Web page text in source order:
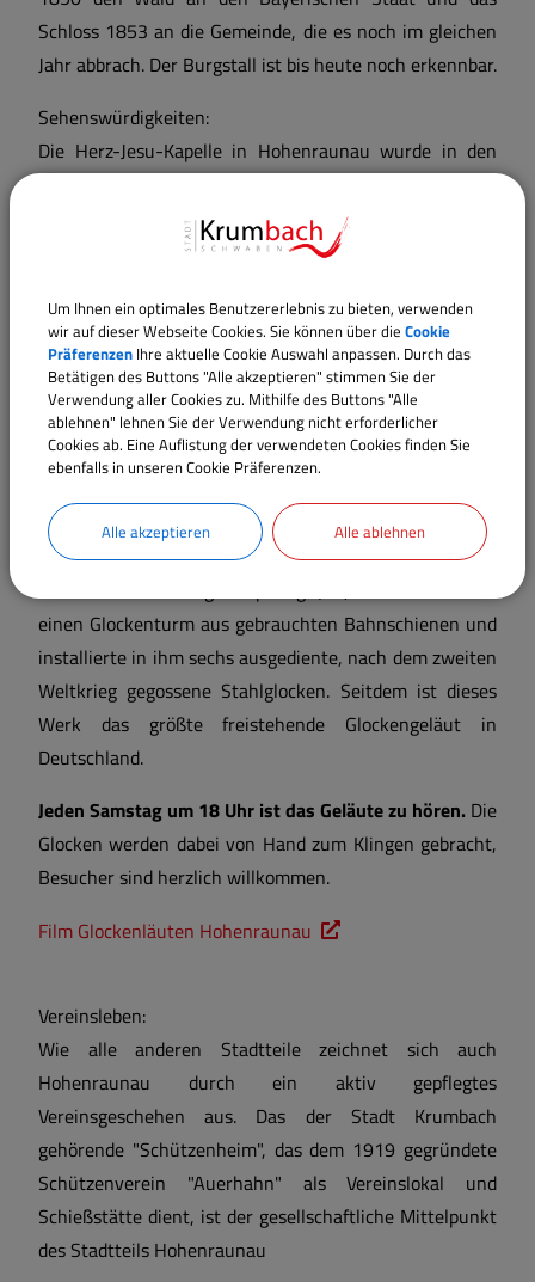
Schloss 1853 an die Gemeinde, die es noch im gleichen
Jahr abbrach. Der Burgstall ist bis heute noch erkennbar.
Sehenswürdigkeiten:
Die Herz-Jesu-Kapelle in Hohenraunau wurde in den
ursprünglich zur Schlossanlage, von der westlich der
Kapelle Spuren (z. B. der Graben) noch deutlich sichtbar
Ölberggruppe im barocken Stil und zwei Gemälde
erhalten. Der Altar ist im "Neurokokostil" gehalten und
wurde in den Jahren 1902/1903 vom Krumbacher Maler
und Bildhauer Josef Hilber geschaffen. Die Herz-Jesu-
Statue stammt vom Krumbacher Bildhauer M. Bosch.
Glockenläuten in Hohenraunau:
In den Jahren 1996 bis 1998 errichtete der
einen Glockenturm aus gebrauchten Bahnschienen und
installierte in ihm sechs ausgediente, nach dem zweiten
Weltkrieg gegossene Stahlglocken. Seitdem ist dieses
Werk das größte freistehende Glockengeläut in
Deutschland.
Jeden Samstag um 18 Uhr ist das Geläute zu hören. Die
Glocken werden dabei von Hand zum Klingen gebracht,
Besucher sind herzlich willkommen.
Film Glockenläuten Hohenraunau
Vereinsleben:
Wie alle anderen Stadtteile zeichnet sich auch
Hohenraunau durch ein aktiv gepflegtes
Vereinsgeschehen aus. Das der Stadt Krumbach
gehörende "Schützenheim", das dem 1919 gegründete
Schützenverein "Auerhahn" als Vereinslokal und
Schießstätte dient, ist der gesellschaftliche Mittelpunkt
des Stadtteils Hohenraunau
Um Ihnen ein optimales Benutzererlebnis zu bieten, verwenden
wir auf dieser Webseite Cookies. Sie können über die Cookie
Präferenzen Ihre aktuelle Cookie Auswahl anpassen. Durch das
Betätigen des Buttons "Alle akzeptieren" stimmen Sie der
Verwendung aller Cookies zu. Mithilfe des Buttons "Alle
ablehnen" lehnen Sie der Verwendung nicht erforderlicher
Cookies ab. Eine Auflistung der verwendeten Cookies finden Sie
ebenfalls in unseren Cookie Präferenzen.
Alle akzeptieren Alle ablehnen